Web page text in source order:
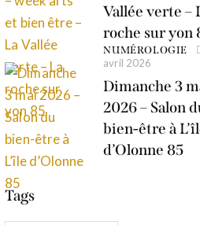
Vallée verte –
roche sur yon
NUMÉROLOGIE
avril 2026
Dimanche 3
2026 – Salon
bien-être à
d’Olonne 85
Tags